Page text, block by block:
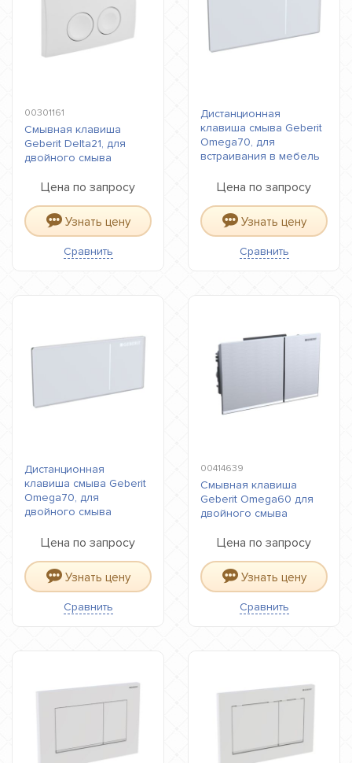
00301161
Смывная клавиша
Geberit Delta21, для
двойного смыва
Цена по запросу
Узнать цену
Сравнить
Дистанционная
клавиша смыва Geberit
Omega70, для
встраивания в мебель
Цена по запросу
Узнать цену
Сравнить
Дистанционная
клавиша смыва Geberit
Omega70, для
двойного смыва
Цена по запросу
Узнать цену
Сравнить
00414639
Смывная клавиша
Geberit Omega60 для
двойного смыва
Цена по запросу
Узнать цену
Сравнить